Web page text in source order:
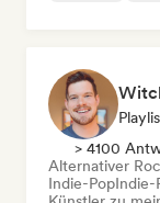
> 4100
Alternativer
Indie-PopIndie-